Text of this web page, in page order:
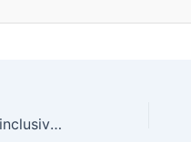
Family Hotel Pagus – All inclusive ljeto na Pagu, Pag, Sjeverna Dalmacija, Hrvatska – 1.415 EUR – 5x noćenje u dvokrevetnoj Standard sobi s balkonom (pogled park) za 2 osobe (1 dijete do 12 godina i 1 dijete do 2,99 godina), All inclusive – Akcija